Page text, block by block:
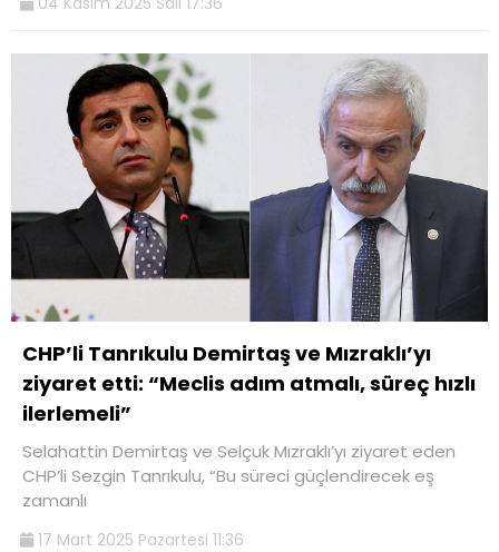
CHP’li Tanrıkulu Demirtaş ve Mızraklı’yı
ziyaret etti: “Meclis adım atmalı, süreç hızlı
ilerlemeli”
Selahattin Demirtaş ve Selçuk Mızraklı’yı ziyaret eden
CHP’li Sezgin Tanrıkulu, “Bu süreci güçlendirecek eş
zamanlı
17 Mart 2025 Pazartesi 11:36